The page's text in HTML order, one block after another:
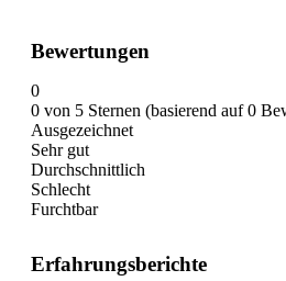
Bewertungen
0
0 von 5 Sternen (basierend auf 0
Ausgezeichnet
Sehr gut
Durchschnittlich
Schlecht
Furchtbar
Erfahrungsberichte